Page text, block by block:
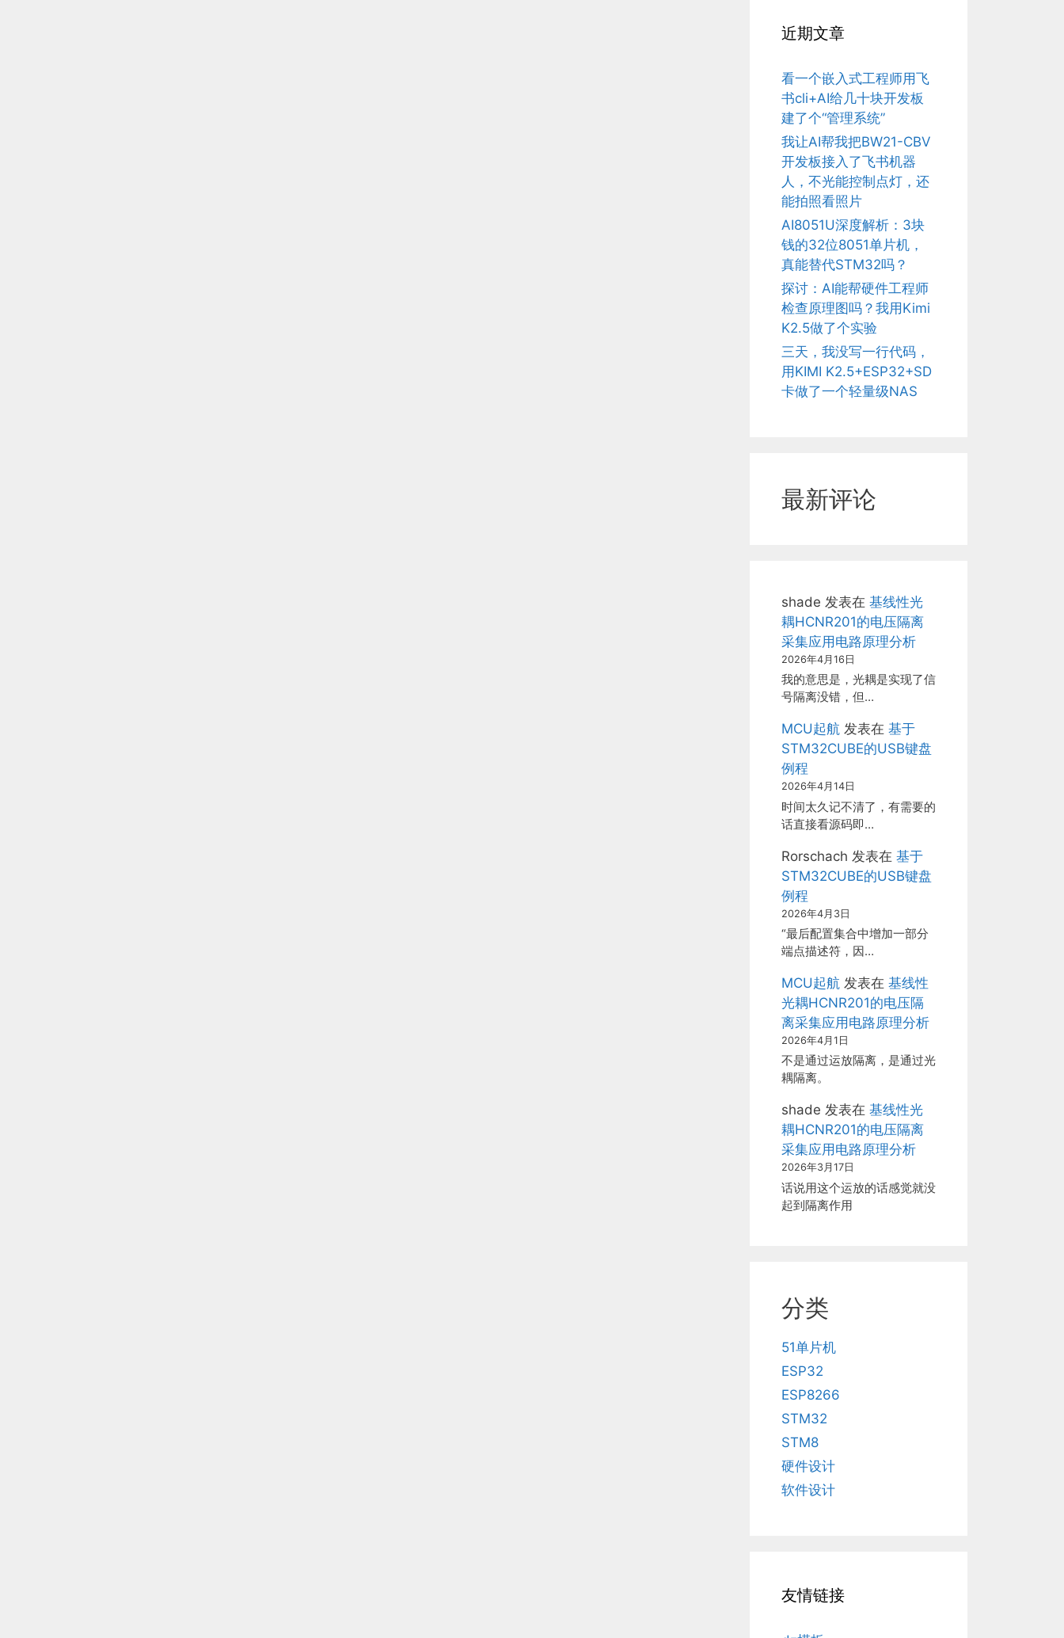
近期文章
看一个嵌入式工程师用飞
书cli+AI给几十块开发板
建了个“管理系统”
我让AI帮我把BW21-CBV
开发板接入了飞书机器
人，不光能控制点灯，还
能拍照看照片
AI8051U深度解析：3块
钱的32位8051单片机，
真能替代STM32吗？
探讨：AI能帮硬件工程师
检查原理图吗？我用Kimi
K2.5做了个实验
三天，我没写一行代码，
用KIMI K2.5+ESP32+SD
卡做了一个轻量级NAS
最新评论
shade 发表在 基线性光
耦HCNR201的电压隔离
采集应用电路原理分析
2026年4月16日
我的意思是，光耦是实现了信
号隔离没错，但…
MCU起航 发表在 基于
STM32CUBE的USB键盘
例程
2026年4月14日
时间太久记不清了，有需要的
话直接看源码即…
Rorschach 发表在 基于
STM32CUBE的USB键盘
例程
2026年4月3日
“最后配置集合中增加一部分
端点描述符，因…
MCU起航 发表在 基线性
光耦HCNR201的电压隔
离采集应用电路原理分析
2026年4月1日
不是通过运放隔离，是通过光
耦隔离。
shade 发表在 基线性光
耦HCNR201的电压隔离
采集应用电路原理分析
2026年3月17日
话说用这个运放的话感觉就没
起到隔离作用
分类
51单片机
ESP32
ESP8266
STM32
STM8
硬件设计
软件设计
友情链接